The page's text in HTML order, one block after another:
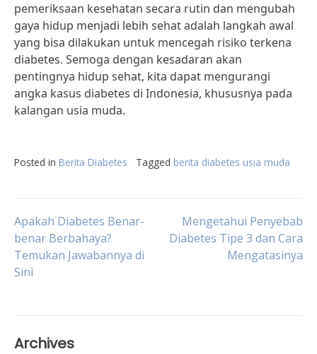
pemeriksaan kesehatan secara rutin dan mengubah
gaya hidup menjadi lebih sehat adalah langkah awal
yang bisa dilakukan untuk mencegah risiko terkena
diabetes. Semoga dengan kesadaran akan
pentingnya hidup sehat, kita dapat mengurangi
angka kasus diabetes di Indonesia, khususnya pada
kalangan usia muda.
Posted in Berita Diabetes Tagged berita diabetes usia muda
Post
navigation
Apakah Diabetes Benar-
benar Berbahaya?
Temukan Jawabannya di
Sini
Mengetahui Penyebab
Diabetes Tipe 3 dan Cara
Mengatasinya
Archives